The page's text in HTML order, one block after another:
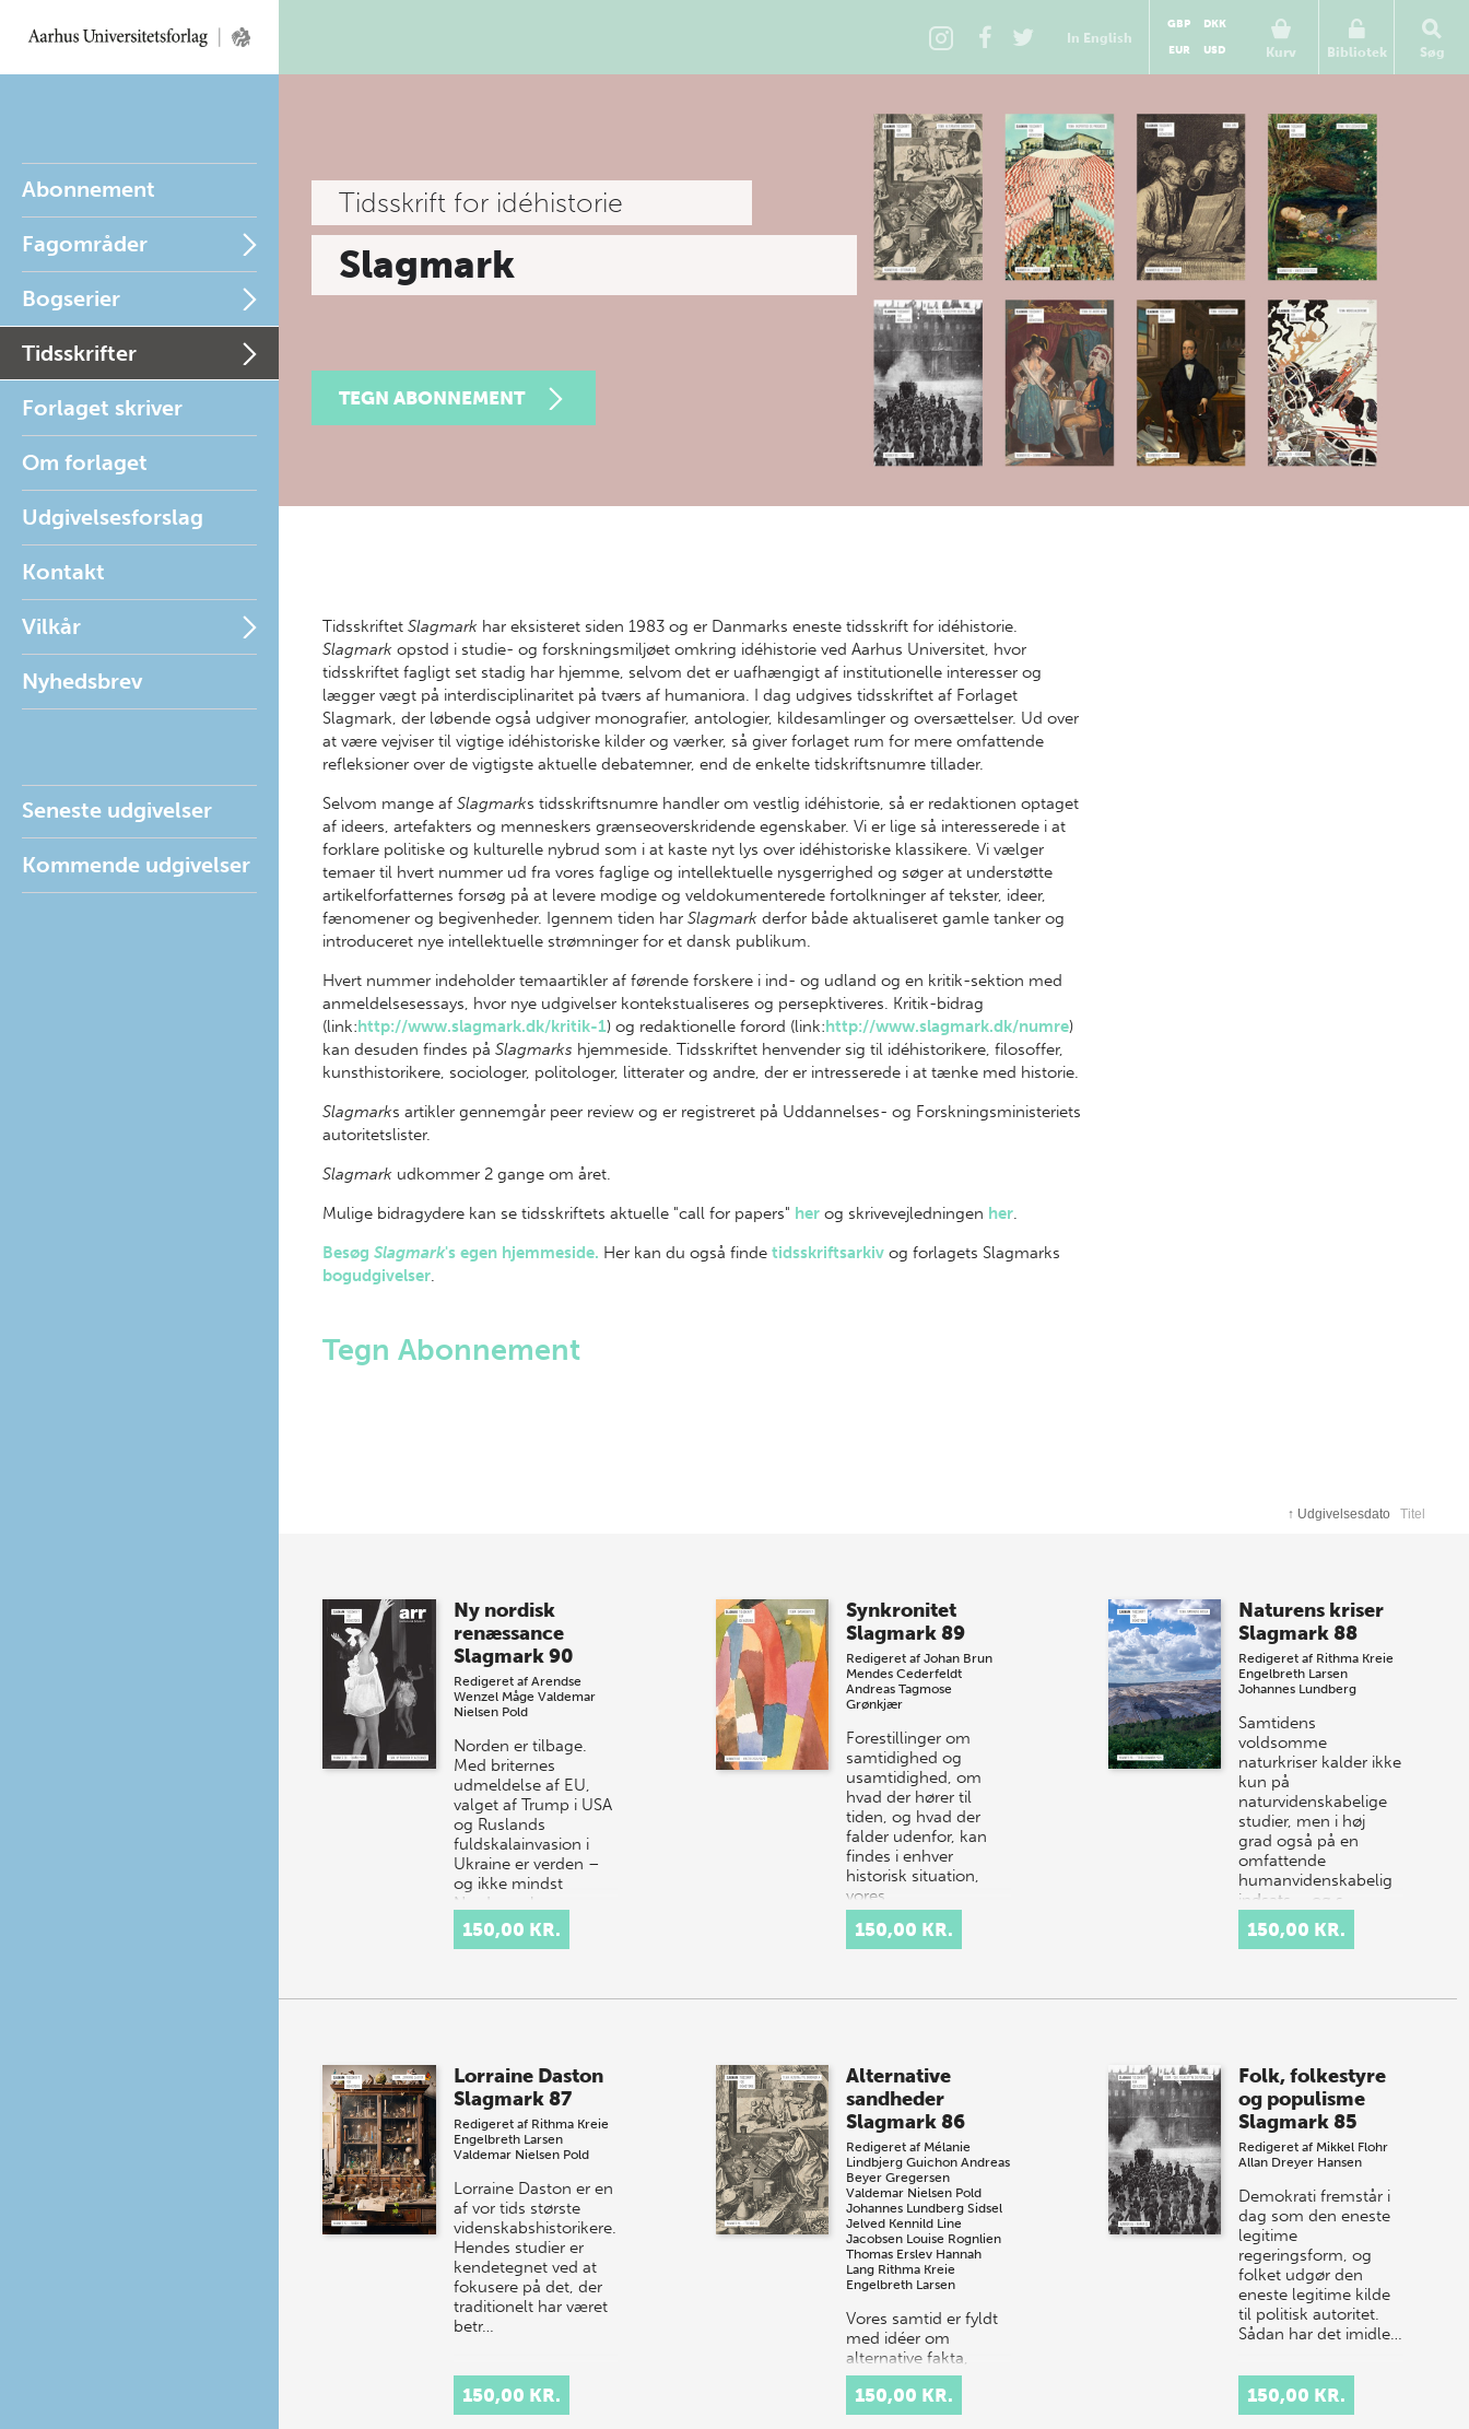
In English
Kurv
GBP
DKK
EUR
USD Bibliotek Søg
Abonnement
Fagområder
Bogserier
Tidsskrifter
Forlaget skriver
Om forlaget
Udgivelsesforslag
Kontakt
Vilkår
Nyhedsbrev
Seneste udgivelser
Kommende udgivelser
Tidsskrift for idéhistorie
Slagmark
TEGN ABONNEMENT
TidsskriftetSlagmark har eksisteret siden 1983 og er Danmarks eneste tidsskrift for idéhistorie.
Slagmark opstod i studie- og forskningsmiljøet omkring idéhistorie ved Aarhus Universitet, hvor
tidsskriftet fagligt set stadig har hjemme, selvom det er uafhængigt af institutionelle interesser og
lægger vægt på interdisciplinaritet på tværs af humaniora. I dag udgives tidsskriftet af Forlaget
Slagmark, der løbende også udgiver monografier, antologier, kildesamlinger og oversættelser. Ud over
at være vejviser til vigtige idéhistoriske kilder og værker, så giver forlaget rum for mere omfattende
refleksioner over de vigtigste aktuelle debatemner, end de enkelte tidskriftsnumre tillader.
Selvom mange afSlagmarks tidsskriftsnumre handler om vestlig idéhistorie, så er redaktionen optaget
af ideers, artefakters og menneskers grænseoverskridende egenskaber. Vi er lige så interesserede i at
forklare politiske og kulturelle nybrud som i at kaste nyt lys over idéhistoriske klassikere. Vi vælger
temaer til hvert nummer ud fra vores faglige og intellektuelle nysgerrighed og søger at understøtte
artikelforfatternes forsøg på at levere modige og veldokumenterede fortolkninger af tekster, ideer,
fænomener og begivenheder. Igennem tiden harSlagmark derfor både aktualiseret gamle tanker og
introduceret nye intellektuelle strømninger for et dansk publikum.
Hvert nummer indeholder temaartikler af førende forskere i ind- og udland og en kritik-sektion med
anmeldelsesessays, hvor nye udgivelser kontekstualiseres og persepktiveres. Kritik-bidrag
(link: http://www.slagmark.dk/kritik-1) og redaktionelle forord (link: http://www.slagmark.dk/numre)
kan desuden findes påSlagmarks hjemmeside. Tidsskriftet henvender sig til idéhistorikere, filosoffer,
kunsthistorikere, sociologer, politologer, litterater og andre, der er intresserede i at tænke med historie.
Slagmarks artikler gennemgår peer review og er registreret på Uddannelses- og Forskningsministeriets
autoritetslister.
Slagmark udkommer 2 gange om året.
Mulige bidragydere kan se tidsskriftets aktuelle "call for papers" her og skrivevejledningen her.
BesøgSlagmark's egen hjemmeside. Her kan du også findetidsskriftsarkiv og forlagets Slagmarks
bogudgivelser.
Tegn Abonnement
↑ Udgivelsesdato Titel
Ny nordisk
renæssance
Slagmark 90
Redigeret af Arendse
Wenzel Måge Valdemar
Nielsen Pold
Norden er tilbage.
Med briternes
udmeldelse af EU,
valget af Trump i USA
og Ruslands
fuldskalainvasion i
Ukraine er verden –
og ikke mindst
Norden – b…
150,00 KR.
Synkronitet
Slagmark 89
Redigeret af Johan Brun
Mendes Cederfeldt
Andreas Tagmose
Grønkjær
Forestillinger om
samtidighed og
usamtidighed, om
hvad der hører til
tiden, og hvad der
falder udenfor, kan
findes i enhver
historisk situation,
vores…
150,00 KR.
Naturens kriser
Slagmark 88
Redigeret af Rithma Kreie
Engelbreth Larsen
Johannes Lundberg
Samtidens
voldsomme
naturkriser kalder ikke
kun på
naturvidenskabelige
studier, men i høj
grad også på en
omfattende
humanvidenskabelig
indsats – og s…
150,00 KR.
Lorraine Daston
Slagmark 87
Redigeret af Rithma Kreie
Engelbreth Larsen
Valdemar Nielsen Pold
Lorraine Daston er en
af vor tids største
videnskabshistorikere.
Hendes studier er
kendetegnet ved at
fokusere på det, der
traditionelt har været
betr…
150,00 KR.
Alternative
sandheder
Slagmark 86
Redigeret af Mélanie
Lindbjerg Guichon Andreas
Beyer Gregersen
Valdemar Nielsen Pold
Johannes Lundberg Sidsel
Jelved Kennild Line
Jacobsen Louise Rognlien
Thomas Erslev Hannah
Lang Rithma Kreie
Engelbreth Larsen
Vores samtid er fyldt
med idéer om
alternative fakta,
postfaktualitet,
konspirationsteorier
og marginaliserede
150,00 KR.
Folk, folkestyre
og populisme
Slagmark 85
Redigeret af Mikkel Flohr
Allan Dreyer Hansen
Demokrati fremstår i
dag som den eneste
legitime
regeringsform, og
folket udgør den
eneste legitime kilde
til politisk autoritet.
Sådan har det imidle…
150,00 KR.